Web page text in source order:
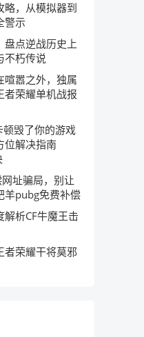
略，从模拟器到
警示
盘点逆战历史上
不朽传说
喧嚣之外，独属
者荣耀单机战报
毁了你的游戏
位解决指南
址骗局，别让
羊pubg免费补偿
析CF牛魔王击
者荣耀干将莫邪